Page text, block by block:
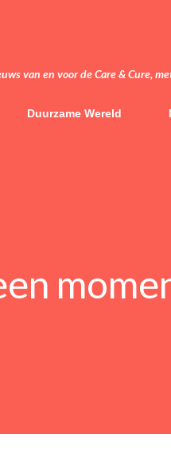
van en voor de Care & Cure,
Duurzame Wereld